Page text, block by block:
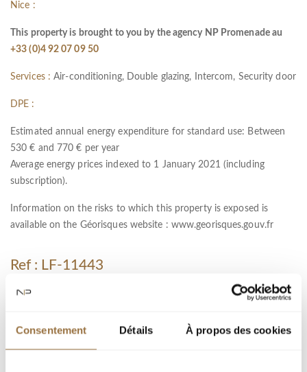
Consentement Détails À propos des cookies
Nice :
This property is brought to you by the agency NP Promenade au
+33 (0)4 92 07 09 50
Services : Air-conditioning, Double glazing, Intercom, Security door
DPE :
Estimated annual energy expenditure for standard use: Between
530 € and 770 € per year
Average energy prices indexed to 1 January 2021 (including
subscription).
Information on the risks to which this property is exposed is
available on the Géorisques website : www.georisques.gouv.fr
Ref : LF-11443
Type : Apartment
Living area : 50.17 m²